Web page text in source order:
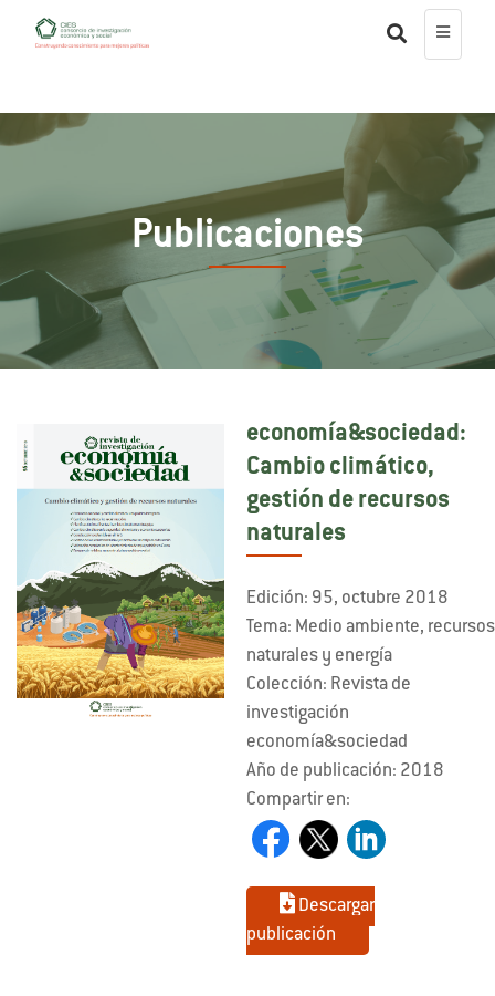
Publicaciones
economía&sociedad:
Cambio climático,
gestión de recursos
naturales
Edición: 95, octubre 2018
Tema: Medio ambiente, recursos
naturales y energía
Colección: Revista de
investigación
economía&sociedad
Año de publicación: 2018
Compartir en:
Descargar
publicación